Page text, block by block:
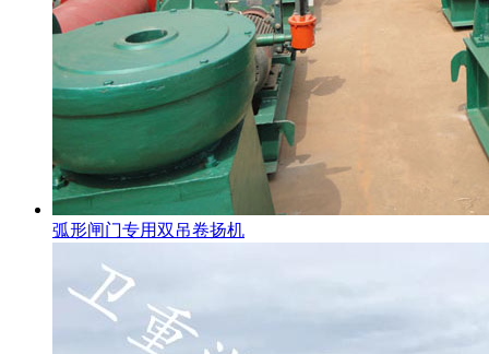
弧形闸门专用双吊卷扬机